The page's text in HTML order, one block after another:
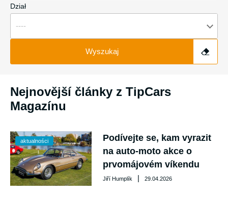
Dział
----
Wyszukaj
Nejnovější články z TipCars
Magazínu
aktualności
Podívejte se, kam vyrazit
na auto-moto akce o
prvomájovém víkendu
Jiří Humplík | 29.04.2026